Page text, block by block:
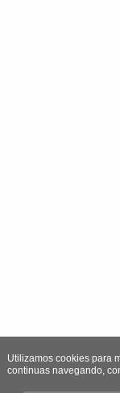
Utilizamos cookies para
continuas navegando,